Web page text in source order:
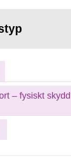
– fysiskt skydd